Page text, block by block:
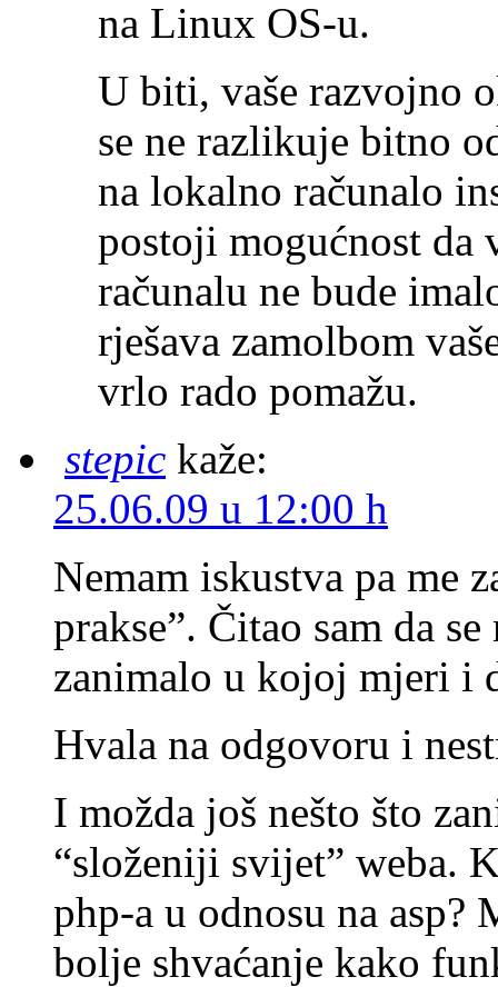
na Linux OS-u.
U biti, vaše razvojno
se ne razlikuje bitno
na lokalno računalo
postoji mogućnost da
računalu ne bude
rješava zamolbom
vrlo rado pomažu.
stepic kaže:
25.06.09 u 12:00 h
Nemam iskustva pa me
prakse”. Čitao sam da
zanimalo u kojoj mjeri i
Hvala na odgovoru i
I možda još nešto što
“složeniji svijet” weba.
php-a u odnosu na asp?
bolje shvaćanje kako